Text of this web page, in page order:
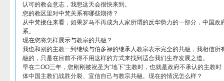
认可的教会意志，我想这天会很快来到。
您的教区里对中梵关系有哪些期待？
从中梵接住来看，如果罗马不再成为人家所谓的反华势力的一部分，中国政
系。
现在您将怎样展示与教宗的共融？
我也和别的主教一到继续与伯多禄的继承人教宗表示完全的共融，我相信所
融的，只是在目前不得不用这样的方式来找到适合我们生存发展之道。
早在二OO三年，您刚刚被祝圣为“地下”主教时，也就是政府不承认的主教
体中国主教们战胜分裂、宣信自己与教宗共融。现在的情况怎么样？